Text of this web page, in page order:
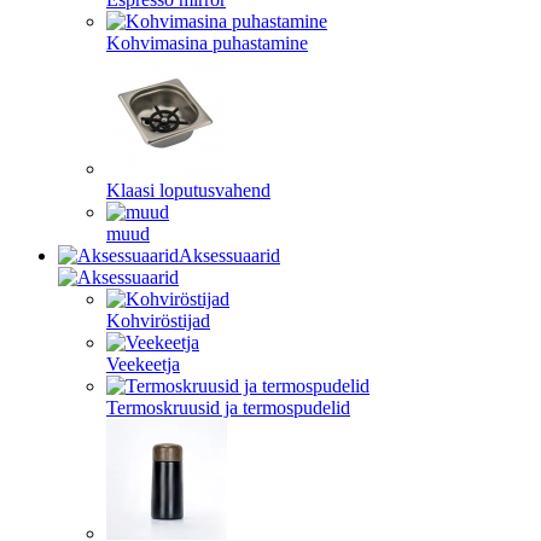
Kohvimasina puhastamine
Klaasi loputusvahend
muud
Aksessuaarid
Kohviröstijad
Veekeetja
Termoskruusid ja termospudelid